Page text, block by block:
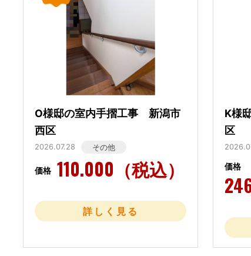
O様邸の室内手摺工事 新潟市
西区
2026.07.28 その他
価格 110.000（税込）
詳しく見る
K様
区
価格